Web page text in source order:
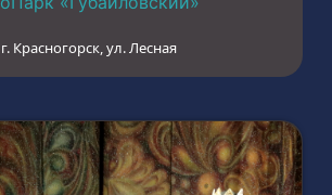
г. Красногорск, ул. Лесная